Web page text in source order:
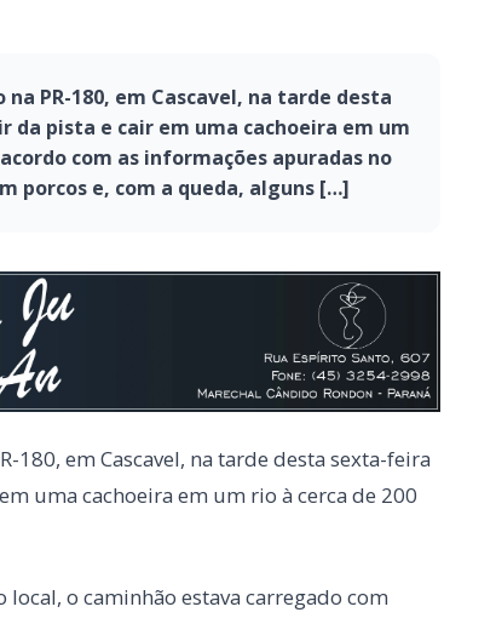
PR-180, em Cascavel, na tarde desta
da pista e cair em uma cachoeira em um
com as informações apuradas no
porcos e, com a queda, alguns […]
em Cascavel, na tarde desta sexta-feira
uma cachoeira em um rio à cerca de 200
sobreviveram. As circunstâncias que
Veneza. Em termos populares, é possível